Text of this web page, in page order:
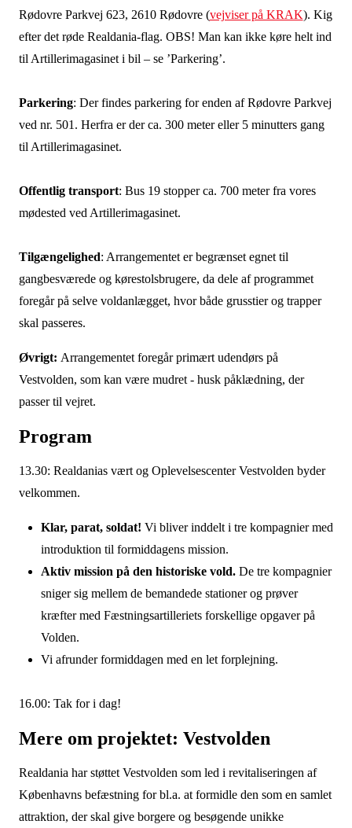
Rødovre Parkvej 623, 2610 Rødovre (vejviser på KRAK). Kig
efter det røde Realdania-flag. OBS! Man kan ikke køre helt ind
til Artillerimagasinet i bil – se ’Parkering’.
Parkering: Der findes parkering for enden af Rødovre Parkvej
ved nr. 501. Herfra er der ca. 300 meter eller 5 minutters gang
til Artillerimagasinet.
Offentlig transport: Bus 19 stopper ca. 700 meter fra vores
mødested ved Artillerimagasinet.
Tilgængelighed: Arrangementet er begrænset egnet til
gangbesværede og kørestolsbrugere, da dele af programmet
foregår på selve voldanlægget, hvor både grusstier og trapper
skal passeres.
Øvrigt: Arrangementet foregår primært udendørs på
Vestvolden, som kan være mudret - husk påklædning, der
passer til vejret.
Program
13.30: Realdanias vært og Oplevelsescenter Vestvolden byder
velkommen.
Klar, parat, soldat! Vi bliver inddelt i tre kompagnier med
introduktion til formiddagens mission.
Aktiv mission på den historiske vold.De tre kompagnier
sniger sig mellem de bemandede stationer og prøver
kræfter med Fæstningsartilleriets forskellige opgaver på
Volden.
Vi afrunder formiddagen med en let forplejning.
16.00: Tak for i dag!
Mere om projektet: Vestvolden
Realdania har støttet Vestvolden som led i revitaliseringen af
Københavns befæstning for bl.a. at formidle den som en samlet
attraktion, der skal give borgere og besøgende unikke